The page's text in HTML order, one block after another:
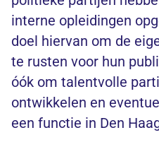
interne opleidingen
doel hiervan om de
te rusten voor hun
óók om talentvolle
ontwikkelen en
een functie in Den